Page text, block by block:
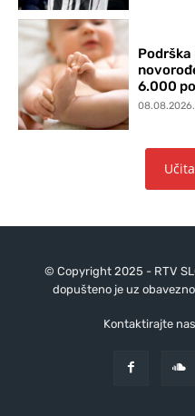
Podrška
6.000
© Copyright 2025 - RTV
dopušteno je uz obavezno
Kontaktirajte